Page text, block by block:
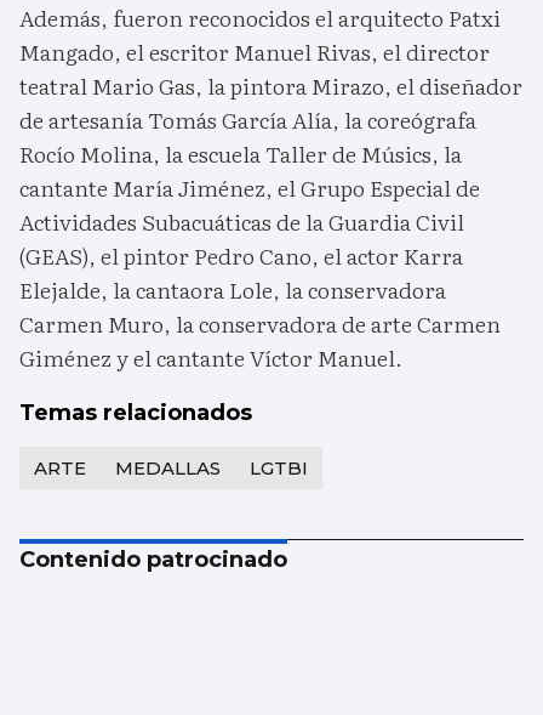
Además, fueron reconocidos el arquitecto Patxi
Mangado, el escritor Manuel Rivas, el director
teatral Mario Gas, la pintora Mirazo, el diseñador
de artesanía Tomás García Alía, la coreógrafa
Rocío Molina, la escuela Taller de Músics, la
cantante María Jiménez, el Grupo Especial de
Actividades Subacuáticas de la Guardia Civil
(GEAS), el pintor Pedro Cano, el actor Karra
Elejalde, la cantaora Lole, la conservadora
Carmen Muro, la conservadora de arte Carmen
Giménez y el cantante Víctor Manuel.
Temas relacionados
ARTE MEDALLAS LGTBI
Contenido patrocinado